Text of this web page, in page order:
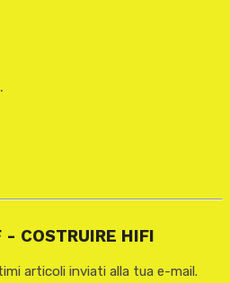
COSTRUIRE HIFI
articoli inviati alla tua e-mail.